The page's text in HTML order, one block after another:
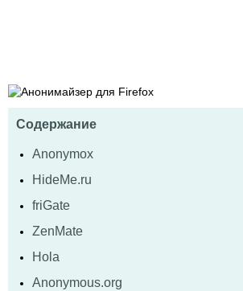
Содержание
Anonymox
HideMe.ru
friGate
ZenMate
Hola
Anonymous.org